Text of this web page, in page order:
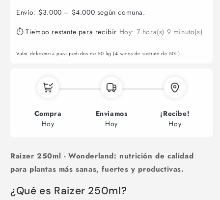
Envío: $3.000 – $4.000 según comuna.
⏱ Tiempo restante para recibir Hoy: 7 hora(s) 9 minuto(s)
Valor deferencia para pedidos de 50 kg (4 sacos de sustrato de 50L).
Compra
Hoy
Enviamos
Hoy
¡Recibe!
Hoy
Raizer 250ml - Wonderland: nutrición de calidad
para plantas más sanas, fuertes y productivas.
¿Qué es Raizer 250ml?